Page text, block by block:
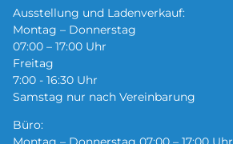
Ausstellung und Ladenverkauf:
Montag – Donnerstag
07:00 – 17:00 Uhr
Freitag
7:00 - 16:30 Uhr
Samstag nur nach Vereinbarung
Büro: